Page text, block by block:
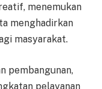
menemukan
menghadirkan
masyarakat.
pembangunan,
pelayanan